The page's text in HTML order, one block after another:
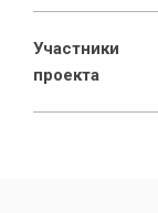
Участники
проекта